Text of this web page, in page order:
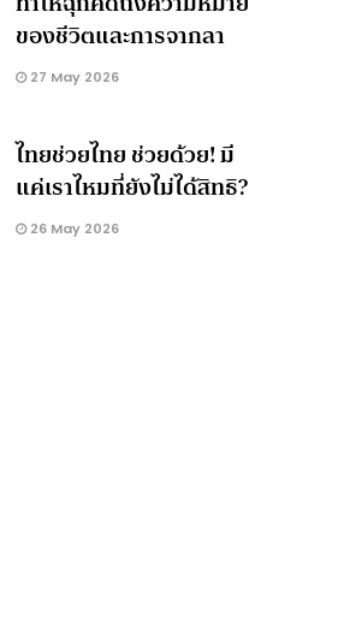
ของชีวิตและการจากลา
27 May 2026
ไทยช่วยไทย ช่วยด้วย! มี
แค่เราไหมที่ยังไม่ได้สิทธิ?
26 May 2026